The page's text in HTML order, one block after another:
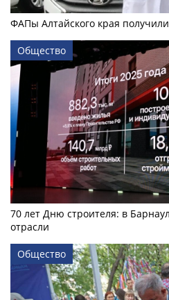
ФАПы Алтайского края
Общество
70 лет Дню строителя: в
отрасли
Общество